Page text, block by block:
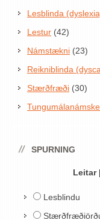
Lesblinda
Lestur (42)
Námstækni (23)
Reikniblinda
Stærðfræði (30)
SPURNING
Leitar
Lesblindu